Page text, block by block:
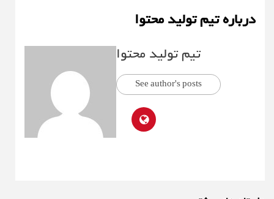
درباره تیم تولید محتوا
تیم تولید محتوا
See author's posts